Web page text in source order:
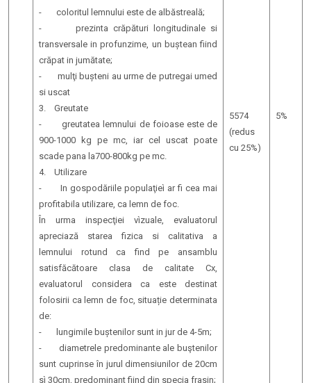
- coloritul lemnului este de albăstreală;
- prezinta crăpături longitudinale si
transversale in profunzime, un buștean fiind
crăpat in jumătate;
- mulţi bușteni au urme de putregai umed
si uscat
3. Greutate
- greutatea lemnului de foioase este de
900-1000 kg pe mc, iar cel uscat poate
scade pana la700-800kg pe mc.
4. Utilizare
- In gospodăriile populaţieì ar fi cea mai
profitabila utilizare, ca lemn de foc.
În urma inspecţiei vìzuale, evaluatorul
apreciază starea fizica si calitativa a
lemnului rotund ca find pe ansamblu
satisfăcătoare clasa de calitate Cx,
evaluatorul considera ca este destinat
folosirii ca lemn de foc, situație determinata
de:
- lungimile buștenilor sunt in jur de 4-5m;
- diametrele predominante ale buştenilor
sunt cuprinse în jurul dimensiunilor de 20cm
sì 30cm, predominant fiind din specia frasin;
5574
(redus
cu 25%)
5%